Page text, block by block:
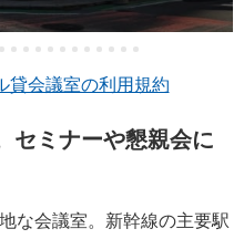
貸会議室の利用規約
セミナーや懇親会に
な会議室。新幹線の主要駅